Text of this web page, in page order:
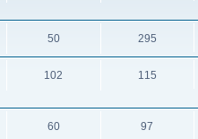
50 295
102 115
60 97